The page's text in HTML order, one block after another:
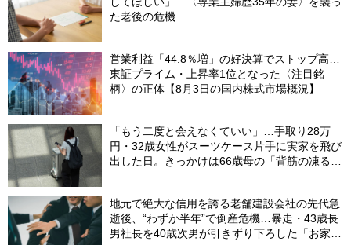
た老後の危機
営業利益「44.8％増」の好決算でストップ高…
東証プライム・上昇率1位となった〈注目銘
柄〉の正体【8月3日の国内株式市場概況】
「もう二度と会えなくていい」…手取り28万
円・32歳女性がスーツケース片手に実家を飛び
出した日。きっかけは66歳母の「背筋の凍る一
地元で絶大な信用を誇る老舗建設会社の先代急
逝後、“わずか半年”で倒産危機…暴走・43歳長
男社長を40歳次男が引きずり下ろした「お家騒